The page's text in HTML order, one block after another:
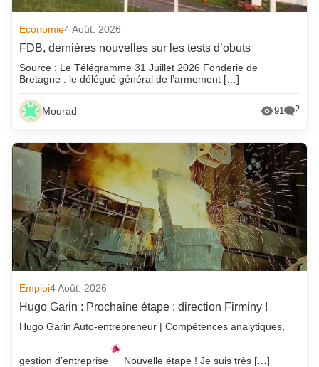
Economie4 Août. 2026
FDB, dernières nouvelles sur les tests d’obuts
Source : Le Télégramme 31 Juillet 2026 Fonderie de
Bretagne : le délégué général de l’armement […]
Mourad 91 2
Emploi4 Août. 2026
Hugo Garin : Prochaine étape : direction Firminy !
Hugo Garin Auto-entrepreneur | Compétences analytiques,
gestion d’entreprise Nouvelle étape ! Je suis très […]